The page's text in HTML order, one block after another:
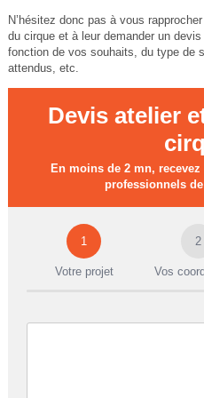
N’hésitez donc pas à vous
du cirque et à leur demander un
fonction de vos souhaits, du type de
attendus, etc.
Devis atelier
En moins de 2 mn,
professionnels
1
Votre projet
2
Vos